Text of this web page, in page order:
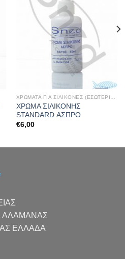
ΧΡΩΜΑΤΑ ΓΙΑ ΣΙΛΙΚΟΝΕΣ (ΕΣΩΤΕΡΙΚΑ)
ΧΡΩΜΑ ΣΙΛΙΚΟΝΗΣ
STANDARD ΑΣΠΡΟ
€6,00
ΑΛΑΜΑΝΑΣ
EΛΛΑΔΑ